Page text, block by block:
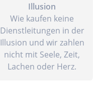
Illusion
Wie kaufen keine
Dienstleitungen in der
Illusion und wir zahlen
nicht mit Seele, Zeit,
Lachen oder Herz.